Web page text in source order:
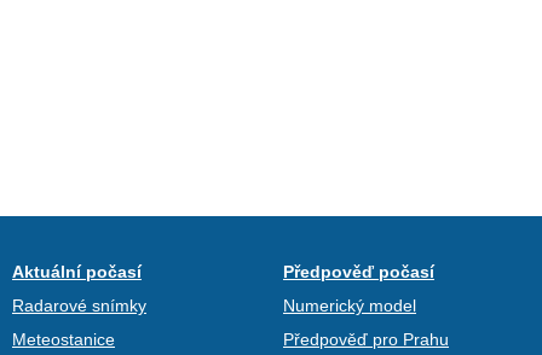
Aktuální počasí
Radarové snímky
Meteostanice
Předpověď počasí
Numerický model
Předpověď pro Prahu